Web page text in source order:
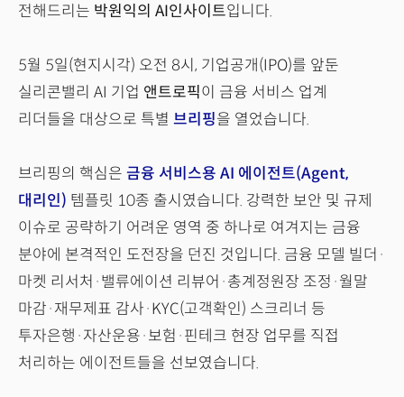
전해드리는 박원익의 AI인사이트입니다.
5월 5일(현지시각) 오전 8시, 기업공개(IPO)를 앞둔
실리콘밸리 AI 기업 앤트로픽이 금융 서비스 업계
리더들을 대상으로 특별 브리핑을 열었습니다.
브리핑의 핵심은 금융 서비스용 AI 에이전트(Agent,
대리인) 템플릿 10종 출시였습니다. 강력한 보안 및 규제
이슈로 공략하기 어려운 영역 중 하나로 여겨지는 금융
분야에 본격적인 도전장을 던진 것입니다. 금융 모델 빌더·
마켓 리서처·밸류에이션 리뷰어·총계정원장 조정·월말
마감·재무제표 감사·KYC(고객확인) 스크리너 등
투자은행·자산운용·보험·핀테크 현장 업무를 직접
처리하는 에이전트들을 선보였습니다.